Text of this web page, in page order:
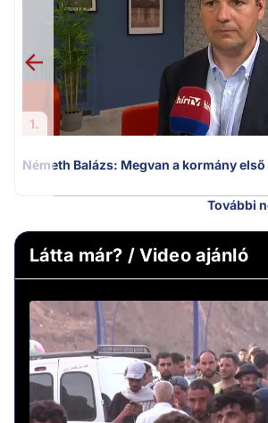
1.
Németh Balázs: Megvan a kormány
További
Látta már? / Video ajánló